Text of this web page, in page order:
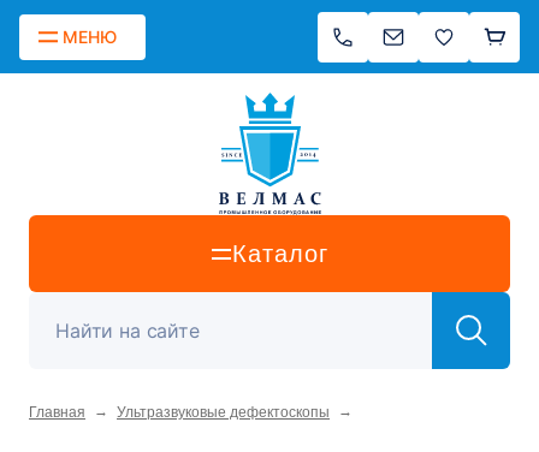
МЕНЮ
Каталог
Главная → Ультразвуковые дефектоскопы →